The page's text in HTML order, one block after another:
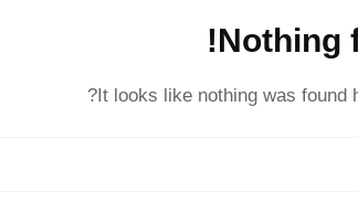
Nothing
It looks like nothing was found